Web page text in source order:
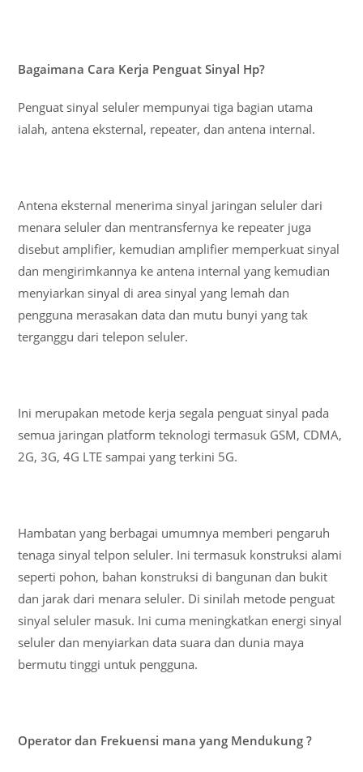
Bagaimana Cara Kerja Penguat Sinyal Hp?
Penguat sinyal seluler mempunyai tiga bagian utama
ialah, antena eksternal, repeater, dan antena internal.
Antena eksternal menerima sinyal jaringan seluler dari
menara seluler dan mentransfernya ke repeater juga
disebut amplifier, kemudian amplifier memperkuat sinyal
dan mengirimkannya ke antena internal yang kemudian
menyiarkan sinyal di area sinyal yang lemah dan
pengguna merasakan data dan mutu bunyi yang tak
terganggu dari telepon seluler.
Ini merupakan metode kerja segala penguat sinyal pada
semua jaringan platform teknologi termasuk GSM, CDMA,
2G, 3G, 4G LTE sampai yang terkini 5G.
Hambatan yang berbagai umumnya memberi pengaruh
tenaga sinyal telpon seluler. Ini termasuk konstruksi alami
seperti pohon, bahan konstruksi di bangunan dan bukit
dan jarak dari menara seluler. Di sinilah metode penguat
sinyal seluler masuk. Ini cuma meningkatkan energi sinyal
seluler dan menyiarkan data suara dan dunia maya
bermutu tinggi untuk pengguna.
Operator dan Frekuensi mana yang Mendukung ?